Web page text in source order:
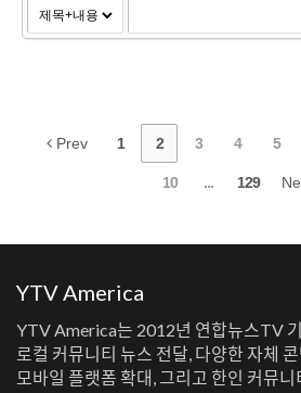
Prev 1 2 3 4 5
10 ... 129
YTV America
YTV America는 2012년 연합뉴스TV
로컬 커뮤니티 뉴스 전달, 다양한 자체
모바일 플랫폼 확대, 그리고 한인 커뮤